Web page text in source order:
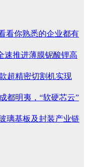
看你熟悉的企业都有
速推进薄膜铌酸锂高
超精密切割机实现
都明夷，“软硬芯云”
璃基板及封装产业链